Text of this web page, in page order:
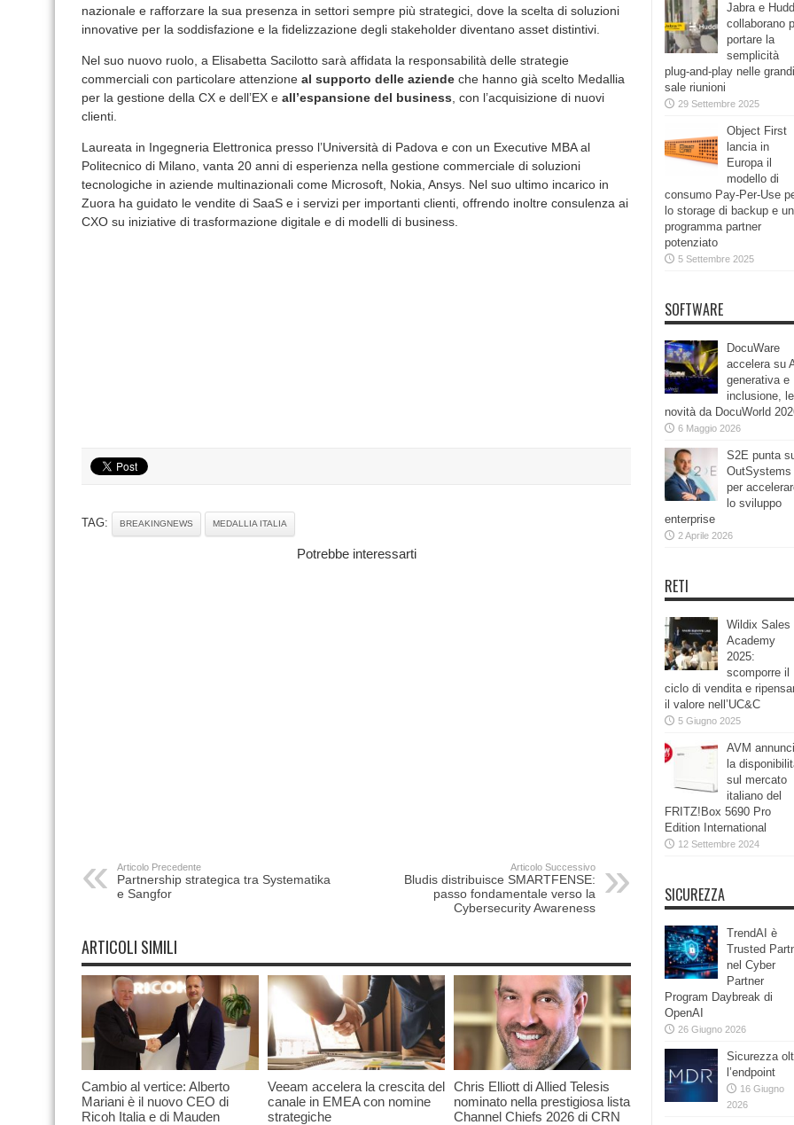
nazionale e rafforzare la sua presenza in settori sempre più strategici, dove la scelta di soluzioni
innovative per la soddisfazione e la fidelizzazione degli stakeholder diventano asset distintivi.
Nel suo nuovo ruolo, a Elisabetta Sacilotto sarà affidata la responsabilità delle strategie
commerciali con particolare attenzione al supporto delle aziende che hanno già scelto Medallia
per la gestione della CX e dell’EX e all’espansione del business , con l’acquisizione di nuovi
clienti.
Laureata in Ingegneria Elettronica presso l’Università di Padova e con un Executive MBA al
Politecnico di Milano, vanta 20 anni di esperienza nella gestione commerciale di soluzioni
tecnologiche in aziende multinazionali come Microsoft, Nokia, Ansys. Nel suo ultimo incarico in
Zuora ha guidato le vendite di SaaS e i servizi per importanti clienti, offrendo inoltre consulenza ai
CXO su iniziative di trasformazione digitale e di modelli di business.
TAG: BREAKINGNEWS MEDALLIA ITALIA
Potrebbe interessarti
Articolo Precedente
Partnership strategica tra Systematika
e Sangfor
Articolo Successivo
Bludis distribuisce SMARTFENSE:
passo fondamentale verso la
Cybersecurity Awareness
ARTICOLI SIMILI
Cambio al vertice: Alberto
Mariani è il nuovo CEO di
Ricoh Italia e di Mauden
Veeam accelera la crescita del
canale in EMEA con nomine
strategiche
Chris Elliott di Allied Telesis
nominato nella prestigiosa lista
Channel Chiefs 2026 di CRN
Jabra e
collaborano
portare la
semplicità
plug-and-play nelle grandi
sale riunioni
29 Settembre 2025
Object First
lancia in
Europa il
modello di
consumo Pay-Per-Use
lo storage di backup e un
programma partner
potenziato
5 Settembre 2025
SOFTWARE
DocuWare
accelera su
generativa e
inclusione, le
novità da DocuWorld
6 Maggio 2026
S2E punta
OutSystems
per
lo sviluppo
enterprise
2 Aprile 2026
RETI
Wildix Sales
Academy
2025:
scomporre il
ciclo di vendita e
il valore nell’UC&C
5 Giugno 2025
AVM
la
sul mercato
italiano del
FRITZ!Box 5690 Pro
Edition International
12 Settembre 2024
SICUREZZA
TrendAI è
Trusted
nel Cyber
Partner
Program Daybreak di
OpenAI
26 Giugno 2026
Sicurezza
l’endpoint
16 Giugno
2026